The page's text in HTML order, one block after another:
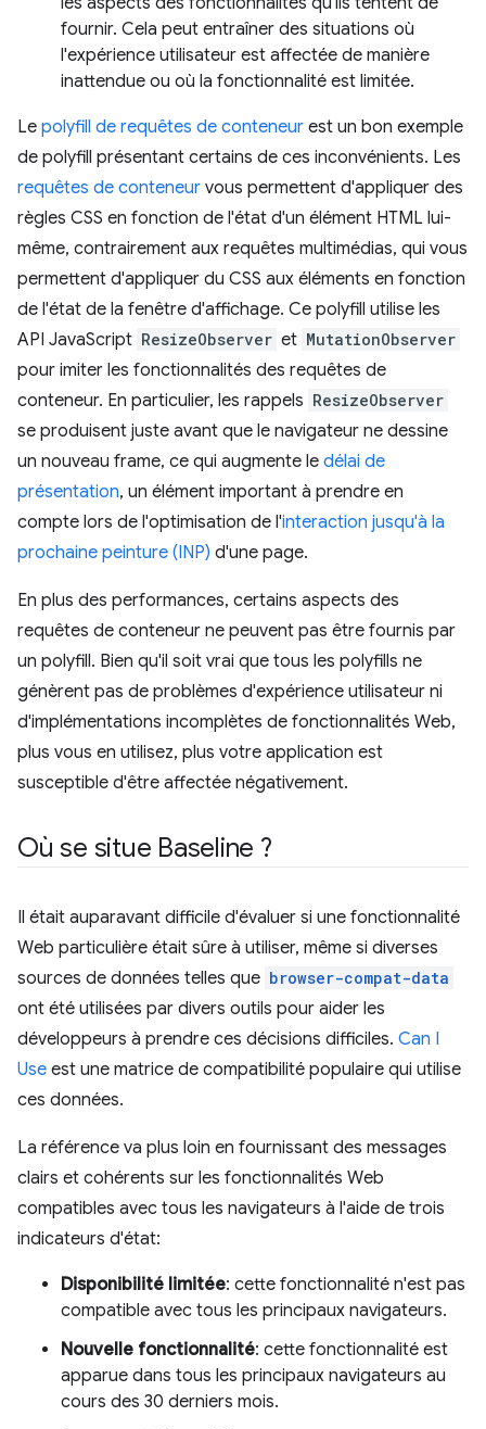
fournir. Cela peut entraîner des situations où
l'expérience utilisateur est affectée de manière
inattendue ou où la fonctionnalité est limitée.
Le polyfill de requêtes de conteneur est un bon exemple
de polyfill présentant certains de ces inconvénients. Les
requêtes de conteneur vous permettent d'appliquer des
règles CSS en fonction de l'état d'un élément HTML lui-
même, contrairement aux requêtes multimédias, qui vous
permettent d'appliquer du CSS aux éléments en fonction
de l'état de la fenêtre d'affichage. Ce polyfill utilise les
API JavaScript ResizeObserver et MutationObserver
pour imiter les fonctionnalités des requêtes de
conteneur. En particulier, les rappels ResizeObserver
se produisent juste avant que le navigateur ne dessine
un nouveau frame, ce qui augmente le délai de
présentation, un élément important à prendre en
compte lors de l'optimisation de l'interaction jusqu'à la
prochaine peinture (INP) d'une page.
En plus des performances, certains aspects des
requêtes de conteneur ne peuvent pas être fournis par
un polyfill. Bien qu'il soit vrai que tous les polyfills ne
génèrent pas de problèmes d'expérience utilisateur ni
d'implémentations incomplètes de fonctionnalités Web,
plus vous en utilisez, plus votre application est
susceptible d'être affectée négativement.
Où se situe Baseline ?
Il était auparavant difficile d'évaluer si une fonctionnalité
Web particulière était sûre à utiliser, même si diverses
sources de données telles que browser-compat-data
ont été utilisées par divers outils pour aider les
développeurs à prendre ces décisions difficiles. Can I
Use est une matrice de compatibilité populaire qui utilise
ces données.
La référence va plus loin en fournissant des messages
clairs et cohérents sur les fonctionnalités Web
compatibles avec tous les navigateurs à l'aide de trois
indicateurs d'état:
Disponibilité limitée: cette fonctionnalité n'est pas
compatible avec tous les principaux navigateurs.
Nouvelle fonctionnalité: cette fonctionnalité est
apparue dans tous les principaux navigateurs au
cours des 30 derniers mois.